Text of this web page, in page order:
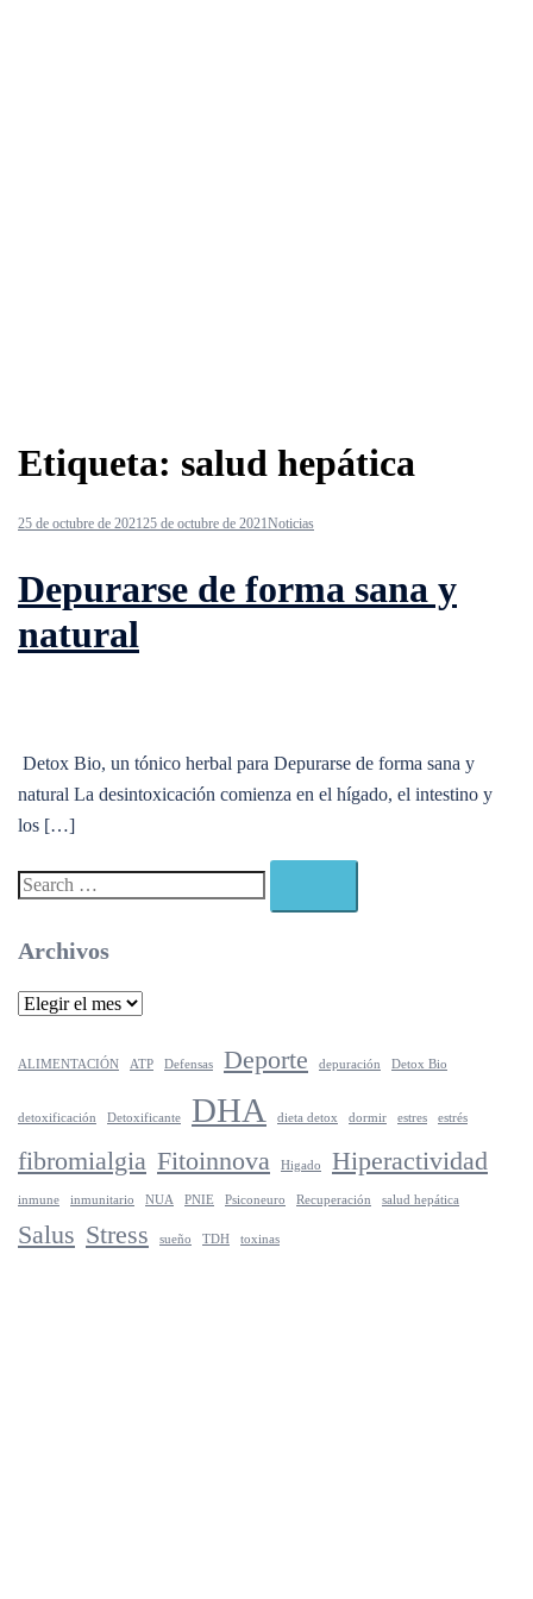
Etiqueta: salud hepática
25 de octubre de 202125 de octubre de 2021Noticias
Depurarse de forma sana y
natural
Detox Bio, un tónico herbal para Depurarse de forma sana y
natural La desintoxicación comienza en el hígado, el intestino y
los […]
Search…
Archivos
Archivos
ALIMENTACIÓN ATP Defensas Deporte depuración Detox Bio
detoxificación Detoxificante DHA dieta detox dormir estres estrés
fibromialgia Fitoinnova Higado Hiperactividad
inmune inmunitario NUA PNIE Psiconeuro Recuperación salud hepática
Salus Stress sueño TDH toxinas